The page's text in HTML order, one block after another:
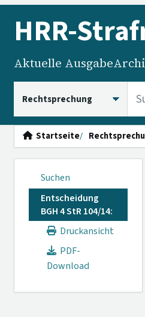
HRR-
Aktuelle Ausgabe
Startseite
Suchen
Entscheidung
BGH 4 StR 104/14:
Druckansicht
PDF-
Download